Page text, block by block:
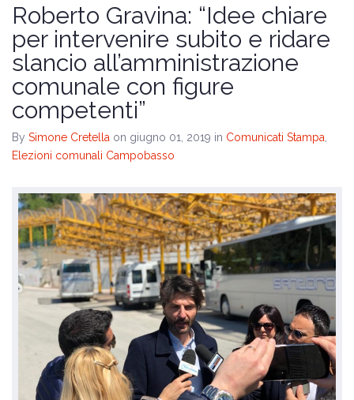
Roberto Gravina: “Idee chiare
per intervenire subito e ridare
slancio all’amministrazione
comunale con figure
competenti”
By Simone Cretella on giugno 01, 2019 in Comunicati Stampa
Elezioni comunali Campobasso